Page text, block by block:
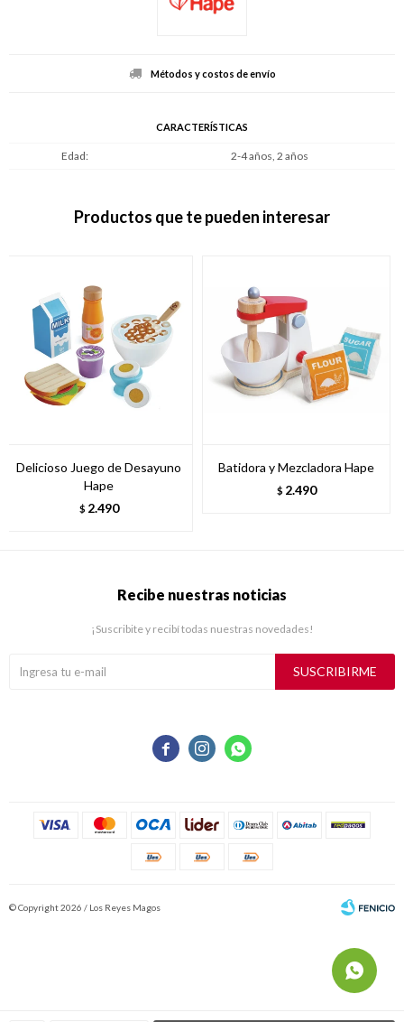
Métodos y costos de envío
CARACTERÍSTICAS
Edad 2-4 años, 2 años
Productos que te pueden interesar
Delicioso Juego de Desayuno
Hape
$ 2.490
Batidora y Mezcladora Hape
$ 2.490
  
Recibe nuestras noticias
¡Suscribite y recibí todas nuestras novedades!
SUSCRIBIRME
© Copyright 2026 / Los Reyes Magos